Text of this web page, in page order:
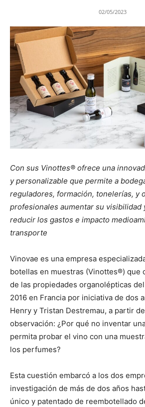
02/05/2023
Con sus Vinottes® ofrece una
y personalizable que permite a
reguladores, formación, tonelerías, y
profesionales aumentar su visibilidad
reducir los gastos e impacto
transporte
Vinovae es una empresa
botellas en muestras (Vinottes®) que
de las propiedades organolépticas
2016 en Francia por iniciativa de dos
Henry y Tristan Destremau, a partir
observación: ¿Por qué no inventar
permita probar el vino con una
los perfumes?
Esta cuestión embarcó a los dos
investigación de más de dos años
único y patentado de reembotellado